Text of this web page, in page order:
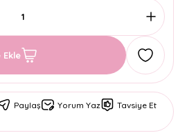
Ekle
Paylaş Yorum Yaz
Tavsiye Et